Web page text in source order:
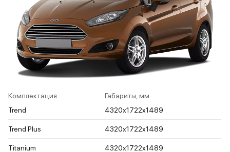
Комплектация
Габариты, мм
Trend
4320x1722x1489
Trend Plus 4320x1722x1489
Titanium 4320x1722x1489